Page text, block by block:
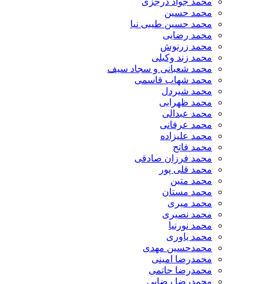
محمد حسین
محمد حسین طیبی نیا
محمد رضایی
محمد زرنوش
محمد زند وکیلی
محمد شعبانی و سجاد سیف
محمد شهاب قاسمی
​محمد شیردل
محمد ظهرابی
محمد عبدالی
محمد عرفانی
محمد علیزاده
محمد فاتح
محمد فرزان صادقی
محمد قلی پور
محمد متین
محمد مستان
محمد میری
محمد نصیری
محمد نورنیا
محمد یاوری
محمدحسین مهدی
محمدرضا امینی
محمدرضا حاتمی
محمدرضا رضایی